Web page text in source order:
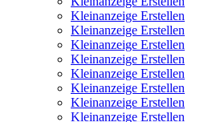
Kleinanzeige Erstellen
Kleinanzeige Erstellen
Kleinanzeige Erstellen
Kleinanzeige Erstellen
Kleinanzeige Erstellen
Kleinanzeige Erstellen
Kleinanzeige Erstellen
Kleinanzeige Erstellen